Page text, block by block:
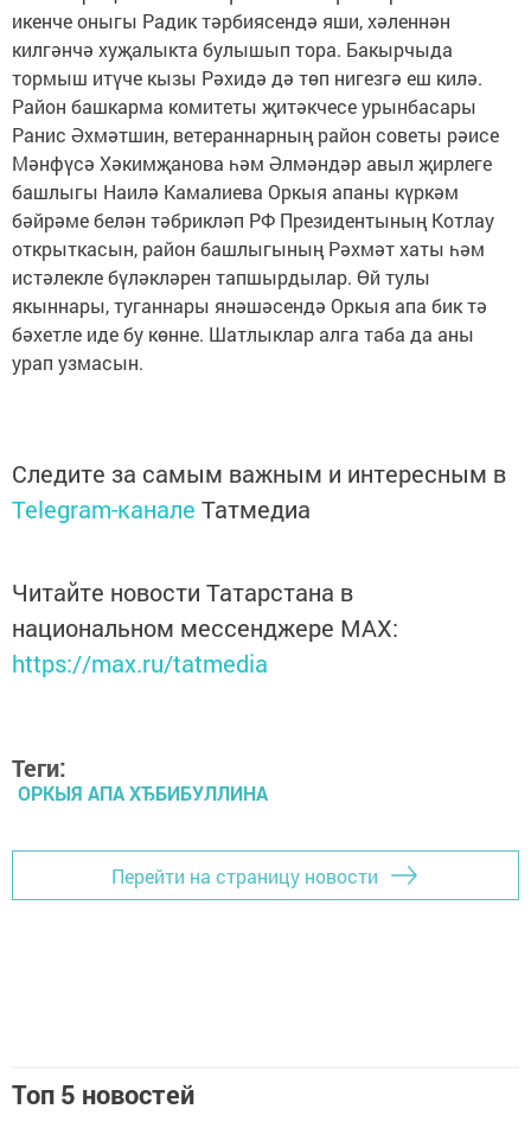
икенче оныгы Радик тәрбиясендә яши, хәленнән
килгәнчә хуҗалыкта булышып тора. Бакырчыда
тормыш итүче кызы Рәхидә дә төп нигезгә еш килә.
Район башкарма комитеты җитәкчесе урынбасары
Ранис Әхмәтшин, ветераннарның район советы рәисе
Мәнфүсә Хәкимҗанова һәм Әлмәндәр авыл җирлеге
башлыгы Наилә Камалиева Оркыя апаны күркәм
бәйрәме белән тәбрикләп РФ Президентының Котлау
открыткасын, район башлыгының Рәхмәт хаты һәм
истәлекле бүләкләрен тапшырдылар. Өй тулы
якыннары, туганнары янәшәсендә Оркыя апа бик тә
бәхетле иде бу көнне. Шатлыклар алга таба да аны
урап узмасын.
Следите за самым важным и интересным в
Telegram-канале Татмедиа
Читайте новости Татарстана в
национальном мессенджере MАХ:
https://max.ru/tatmedia
Теги:
ОРКЫЯ АПА ХЂБИБУЛЛИНА
Перейти на страницу новости
Топ 5 новостей